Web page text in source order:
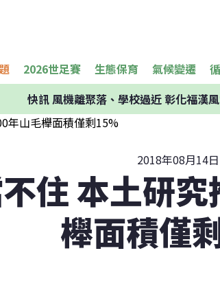
2026世足賽 生態保育 氣候變遷
快訊風機離聚落、學校過近 彰化福漢
2018年08月14日
住 本土研
櫸面積僅